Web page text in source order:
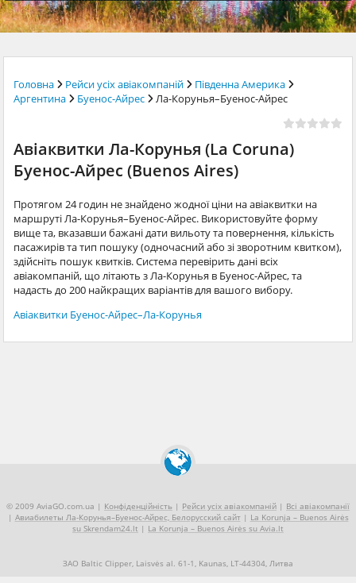
Головна Рейси усіх авіакомпаній
Південна Америка
Аргентина
Буенос-Айрес Ла-Корунья–Буенос-Айрес
Авіаквитки Ла-Корунья (La Coruna)
Буенос-Айрес (Buenos Aires)
Протягом 24 годин не знайдено жодної ціни на авіаквитки на
маршруті Ла-Корунья–Буенос-Айрес. Використовуйте форму
вище та, вказавши бажані дати вильоту та повернення, кількість
пасажирів та тип пошуку (одночасний або зі зворотним квитком),
здійсніть пошук квитків. Система перевірить дані всіх
авіакомпаній, що літають з Ла-Корунья в Буенос-Айрес, та
надасть до 200 найкращих варіантів для вашого вибору.
Авіаквитки Буенос-Айрес–Ла-Корунья
© 2009 AviaGO.com.ua | Конфіденційність | Рейси усіх авіакомпаній | Всі авіакомпанії
| Авиабилеты Ла-Корунья–Буенос-Айрес, Белорусский сайт| La Korunja – Buenos Airės
su Skrendam24.lt | La Korunja – Buenos Airės su Avia.lt
ЗАО Baltic Clipper, Laisvės al. 61-1, Kaunas, LT-44304, Литва